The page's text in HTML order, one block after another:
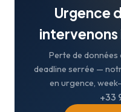
Urgence
Perte de données
deadline serrée —
en urgence,
+33